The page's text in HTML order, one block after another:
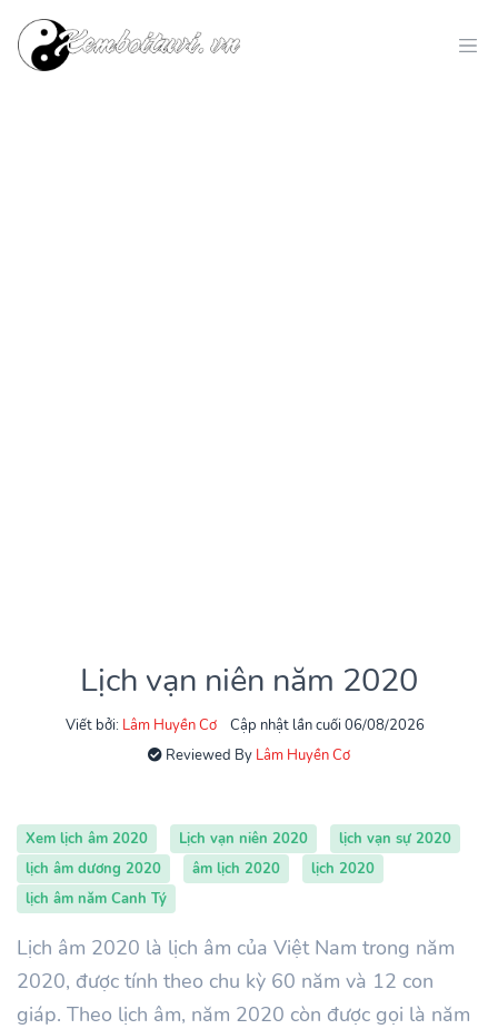
Lịch vạn niên năm 2020
Viết bởi: Lâm Huyền Cơ
Cập nhật lần cuối 06/08/2026
Reviewed By Lâm Huyền Cơ
Xem lịch âm 2020 Lịch vạn niên 2020
lịch vạn sự 2020
lịch âm dương 2020
âm lịch 2020
lịch 2020
lịch âm năm Canh Tý
Lịch âm 2020 là lịch âm của Việt Nam trong năm
2020, được tính theo chu kỳ 60 năm và 12 con
giáp. Theo lịch âm, năm 2020 còn được gọi là năm